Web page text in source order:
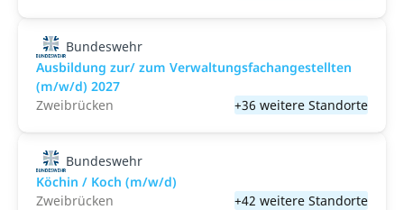
Bundeswehr
Ausbildung zur/ zum Verwaltungsfachangestellten
(m/w/d) 2027
Zweibrücken
+36 weitere Standorte
Bundeswehr
Köchin / Koch (m/w/d)
Zweibrücken
+42 weitere Standorte